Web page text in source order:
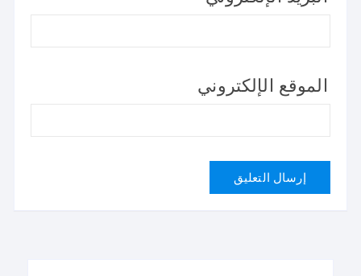
الموقع الإلكتروني